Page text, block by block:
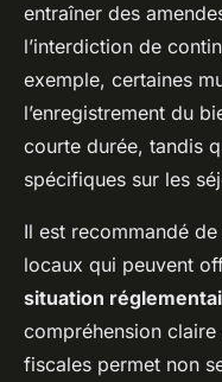
entraîner des
l’interdiction de
exemple, certaines
l’enregistrement du
courte durée, tandis
spécifiques sur les
Il est recommandé
locaux qui peuvent
situation
compréhension
fiscales permet non